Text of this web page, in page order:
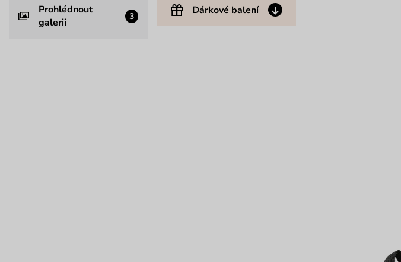
Prohlédnout
galerii
3 Dárkové balení